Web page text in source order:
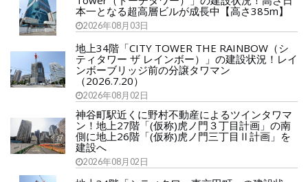
本一となる超高層ビルが成長中【高さ385m】
2026年08月03日
地上34階「CITY TOWER THE RAINBOW（シ
ティタワー ザ レインボー）」の建設状況！レイ
ンボーブリッジ前の分譲タワマン
（2026.7.20）
2026年08月02日
神谷町駅近くに野村不動産によるツインタワマ
ン！地上27階「(仮称)虎ノ門３丁目計画」の南
側に地上26階「(仮称)虎ノ門三丁目Ⅱ計画」を
建設へ
2026年08月02日